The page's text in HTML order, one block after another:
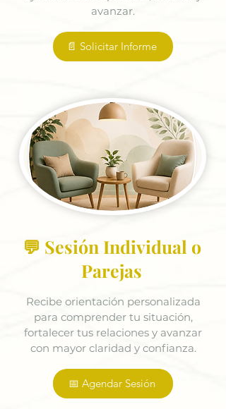
avanzar.
📄 Solicitar Informe
💬 Sesión Individual o
Parejas
Recibe orientación personalizada
para comprender tu situación,
fortalecer tus relaciones y avanzar
con mayor claridad y confianza.
📅 Agendar Sesión